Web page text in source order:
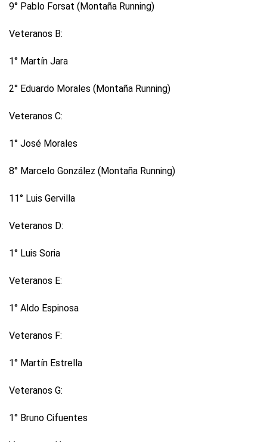
9° Pablo Forsat (Montaña Running)
Veteranos B:
1° Martín Jara
2° Eduardo Morales (Montaña Running)
Veteranos C:
1° José Morales
8° Marcelo González (Montaña Running)
11° Luis Gervilla
Veteranos D:
1° Luis Soria
Veteranos E:
1° Aldo Espinosa
Veteranos F:
1° Martín Estrella
Veteranos G:
1° Bruno Cifuentes